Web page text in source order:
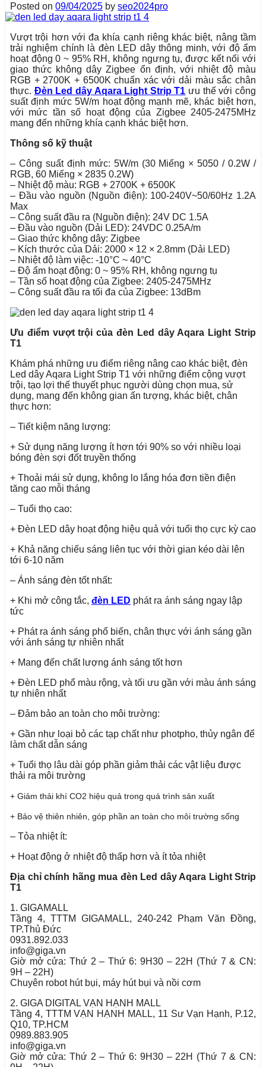
Posted on 09/04/2025 by seo2024pro
Vượt trội hơn với đa khía cạnh riêng khác biệt, nâng tầm
trải nghiệm chính là đèn LED dây thông minh, với độ ẩm
hoạt động 0 ~ 95% RH, không ngưng tụ, được kết nối với
giao thức không dây Zigbee ổn định, với nhiệt độ màu
RGB + 2700K + 6500K chuẩn xác với dải màu sắc chân
thực. Đèn Led dây Aqara Light Strip T1 ưu thế với công
suất định mức 5W/m hoạt động mạnh mẽ, khác biệt hơn,
với mức tần số hoạt động của Zigbee 2405-2475MHz
mang đến những khía cạnh khác biệt hơn.
Thông số kỹ thuật
– Công suất định mức: 5W/m (30 Miếng × 5050 / 0.2W /
RGB, 60 Miếng × 2835 0.2W)
– Nhiệt độ màu: RGB + 2700K + 6500K
– Đầu vào nguồn (Nguồn điện): 100-240V~50/60Hz 1.2A
Max
– Công suất đầu ra (Nguồn điện): 24V DC 1.5A
– Đầu vào nguồn (Dải LED): 24VDC 0.25A/m
– Giao thức không dây: Zigbee
– Kích thước của Dải: 2000 × 12 × 2.8mm (Dải LED)
– Nhiệt độ làm việc: -10°C ~ 40°C
– Độ ẩm hoạt động: 0 ~ 95% RH, không ngưng tụ
– Tần số hoạt động của Zigbee: 2405-2475MHz
– Công suất đầu ra tối đa của Zigbee: 13dBm
Ưu điểm vượt trội của đèn Led dây Aqara Light Strip
T1
Khám phá những ưu điểm riêng nâng cao khác biệt, đèn
Led dây Aqara Light Strip T1 với những điểm cộng vượt
trội, tạo lợi thế thuyết phục người dùng chọn mua, sử
dụng, mang đến không gian ấn tượng, khác biệt, chân
thực hơn:
– Tiết kiệm năng lượng:
+ Sử dụng năng lượng ít hơn tới 90% so với nhiều loại
bóng đèn sợi đốt truyền thống
+ Thoải mái sử dụng, không lo lắng hóa đơn tiền điện
tăng cao mỗi tháng
– Tuổi thọ cao:
+ Đèn LED dây hoạt động hiệu quả với tuổi thọ cực kỳ cao
+ Khả năng chiếu sáng liên tục với thời gian kéo dài lên
tới 6-10 năm
– Ánh sáng đèn tốt nhất:
+ Khi mở công tắc, đèn LED phát ra ánh sáng ngay lập
tức
+ Phát ra ánh sáng phổ biến, chân thực với ánh sáng gần
với ánh sáng tự nhiên nhất
+ Mang đến chất lượng ánh sáng tốt hơn
+ Đèn LED phổ màu rộng, và tối ưu gần với màu ánh sáng
tự nhiên nhất
– Đảm bảo an toàn cho môi trường:
+ Gần như loại bỏ các tạp chất như photpho, thủy ngân để
làm chất dẫn sáng
+ Tuổi thọ lâu dài góp phần giảm thải các vật liệu được
thải ra môi trường
+ Giảm thải khí CO2 hiệu quả trong quá trình sản xuất
+ Bảo vệ thiên nhiên, góp phần an toàn cho môi trường sống
– Tỏa nhiệt ít:
+ Hoạt động ở nhiệt độ thấp hơn và ít tỏa nhiệt
Địa chỉ chính hãng mua đèn Led dây Aqara Light Strip
T1
1. GIGAMALL
Tầng 4, TTTM GIGAMALL, 240-242 Phạm Văn Đồng,
TP.Thủ Đức
0931.892.033
info@giga.vn
Giờ mở cửa: Thứ 2 – Thứ 6: 9H30 – 22H (Thứ 7 & CN:
9H – 22H)
Chuyên robot hút bụi, máy hút bụi và nồi cơm
2. GIGA DIGITAL VẠN HẠNH MALL
Tầng 4, TTTM VẠN HẠNH MALL, 11 Sư Vạn Hạnh, P.12,
Q10, TP.HCM
0989.883.905
info@giga.vn
Giờ mở cửa: Thứ 2 – Thứ 6: 9H30 – 22H (Thứ 7 & CN: